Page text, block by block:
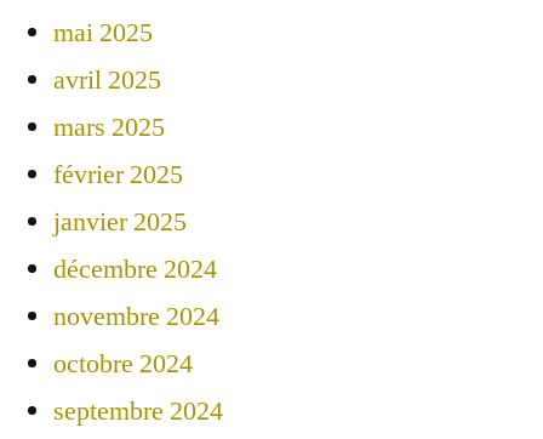
mai 2025
avril 2025
mars 2025
février 2025
janvier 2025
décembre 2024
novembre 2024
octobre 2024
septembre 2024